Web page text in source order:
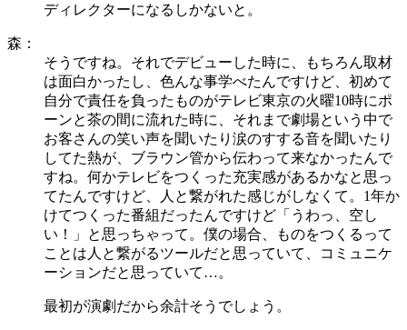
ディレクターになるしかないと。
森：
そうですね。それでデビューした時に、もちろん取材
は面白かったし、色んな事学べたんですけど、初めて
自分で責任を負ったものがテレビ東京の火曜10時にポ
ーンと茶の間に流れた時に、それまで劇場という中で
お客さんの笑い声を聞いたり涙のすする音を聞いたり
してた熱が、ブラウン管から伝わって来なかったんで
すね。何かテレビをつくった充実感があるかなと思っ
てたんですけど、人と繋がれた感じがしなくて。1年か
けてつくった番組だったんですけど「うわっ、空し
い！」と思っちゃって。僕の場合、ものをつくるって
ことは人と繋がるツールだと思っていて、コミュニケ
ーションだと思っていて…。
最初が演劇だから余計そうでしょう。